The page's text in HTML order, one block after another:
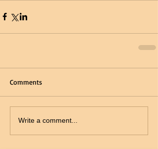
Comments
Write a comment...